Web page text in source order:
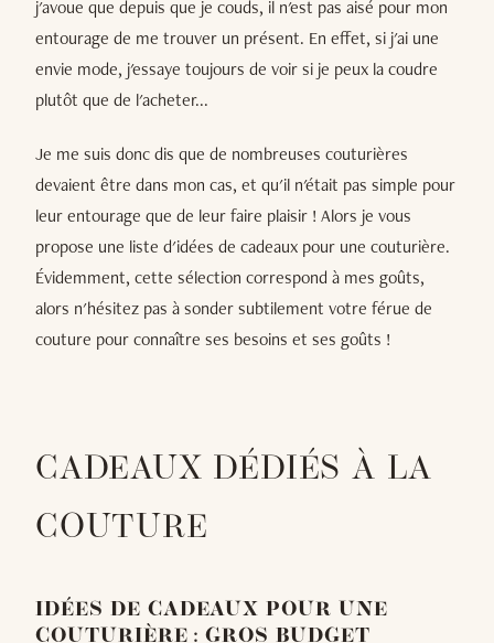
j'avoue que depuis que je couds, il n'est pas aisé pour mon
entourage de me trouver un présent. En effet, si j'ai une
envie mode, j'essaye toujours de voir si je peux la coudre
plutôt que de l'acheter...
Je me suis donc dis que de nombreuses couturières
devaient être dans mon cas, et qu'il n'était pas simple pour
leur entourage que de leur faire plaisir ! Alors je vous
propose une liste d'idées de cadeaux pour une couturière.
Évidemment, cette sélection correspond à mes goûts,
alors n'hésitez pas à sonder subtilement votre férue de
couture pour connaître ses besoins et ses goûts !
CADEAUX DÉDIÉS À LA
COUTURE
IDÉES DE CADEAUX POUR UNE
COUTURIÈRE : GROS BUDGET